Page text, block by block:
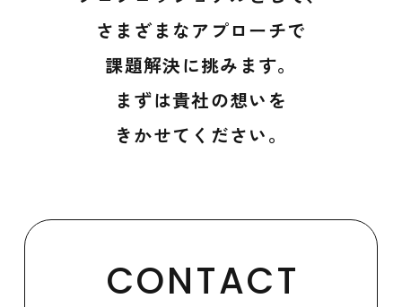
さまざまなアプローチで
課題解決に挑みます。
まずは貴社の想いを
きかせてください。
CONTACT